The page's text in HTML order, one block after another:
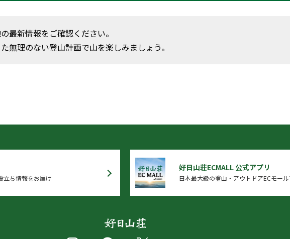
最新情報をご確認ください。
無理のない登山計画で山を楽しみましょう。
立ち情報をお届け
好日山荘ECMALL 公式アプリ
日本最大級の登山・アウトドアECモール